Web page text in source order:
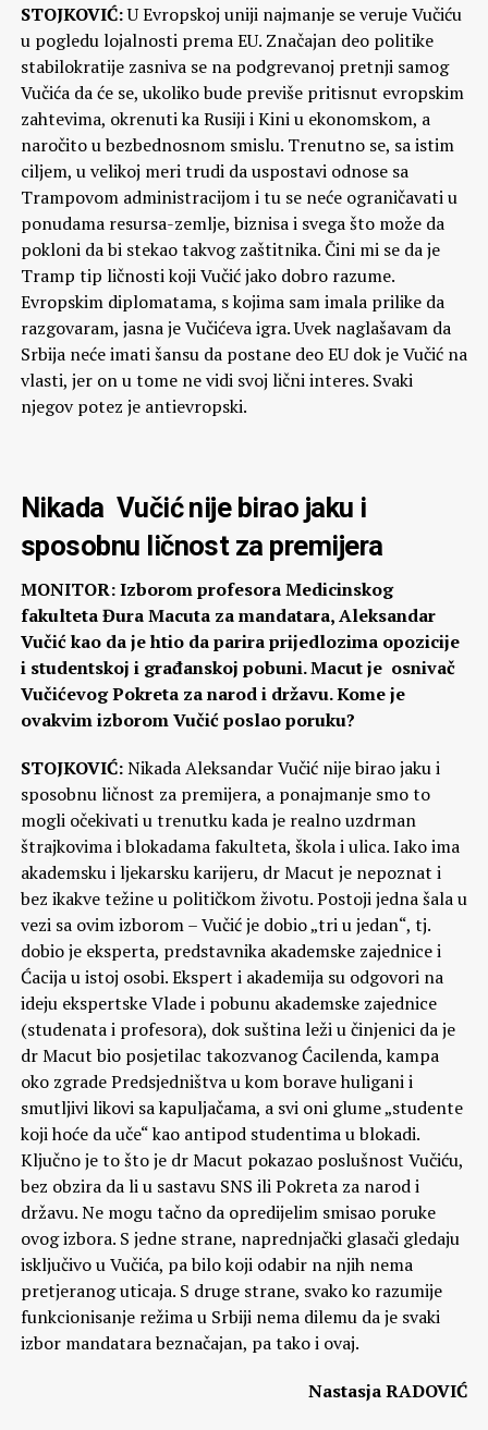
STOJKOVIĆ:U Evropskoj uniji najmanje se veruje Vučiću
u pogledu lojalnosti prema EU. Značajan deo politike
stabilokratije zasniva se na podgrevanoj pretnji samog
Vučića da će se, ukoliko bude previše pritisnut evropskim
zahtevima, okrenuti ka Rusiji i Kini u ekonomskom, a
naročito u bezbednosnom smislu. Trenutno se, sa istim
ciljem, u velikoj meri trudi da uspostavi odnose sa
Trampovom administracijom i tu se neće ograničavati u
ponudama resursa-zemlje, biznisa i svega što može da
pokloni da bi stekao takvog zaštitnika. Čini mi se da je
Tramp tip ličnosti koji Vučić jako dobro razume.
Evropskim diplomatama, s kojima sam imala prilike da
razgovaram, jasna je Vučićeva igra. Uvek naglašavam da
Srbija neće imati šansu da postane deo EU dok je Vučić na
vlasti, jer on u tome ne vidi svoj lični interes. Svaki
njegov potez je antievropski.
Nikada Vučić nije birao jaku i
sposobnu ličnost za premijera
MONITOR: Izborom profesora Medicinskog
fakulteta Đura Macuta za mandatara, Aleksandar
Vučić kao da je htio da parira prijedlozima opozicije
i studentskoj i građanskoj pobuni. Macut je osnivač
Vučićevog Pokreta za narod i državu. Kome je
ovakvim izborom Vučić poslao poruku?
STOJKOVIĆ:Nikada Aleksandar Vučić nije birao jaku i
sposobnu ličnost za premijera, a ponajmanje smo to
mogli očekivati u trenutku kada je realno uzdrman
štrajkovima i blokadama fakulteta, škola i ulica. Iako ima
akademsku i ljekarsku karijeru, dr Macut je nepoznat i
bez ikakve težine u političkom životu. Postoji jedna šala u
vezi sa ovim izborom – Vučić je dobio „tri u jedan“, tj.
dobio je eksperta, predstavnika akademske zajednice i
Ćacija u istoj osobi. Ekspert i akademija su odgovori na
ideju ekspertske Vlade i pobunu akademske zajednice
(studenata i profesora), dok suština leži u činjenici da je
dr Macut bio posjetilac takozvanog Ćacilenda, kampa
oko zgrade Predsjedništva u kom borave huligani i
smutljivi likovi sa kapuljačama, a svi oni glume „studente
koji hoće da uče“ kao antipod studentima u blokadi.
Ključno je to što je dr Macut pokazao poslušnost Vučiću,
bez obzira da li u sastavu SNS ili Pokreta za narod i
državu. Ne mogu tačno da opredijelim smisao poruke
ovog izbora. S jedne strane, naprednjački glasači gledaju
isključivo u Vučića, pa bilo koji odabir na njih nema
pretjeranog uticaja. S druge strane, svako ko razumije
funkcionisanje režima u Srbiji nema dilemu da je svaki
izbor mandatara beznačajan, pa tako i ovaj.
Nastasja RADOVIĆ